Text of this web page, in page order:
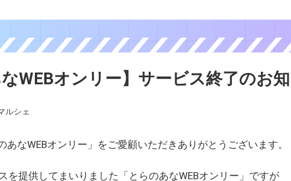
なWEBオンリー】サービス終了のお
ルシェ
あなWEBオンリー」をご愛顧いただきありがとうございます。
を提供してまいりました「とらのあなWEBオンリー」ですが